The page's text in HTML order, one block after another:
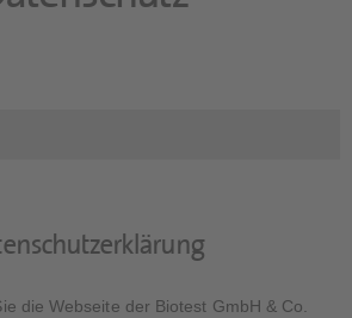
die Webseite der Biotest GmbH & Co.